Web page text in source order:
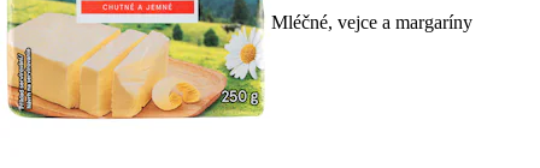
Mléčné, vejce a margaríny